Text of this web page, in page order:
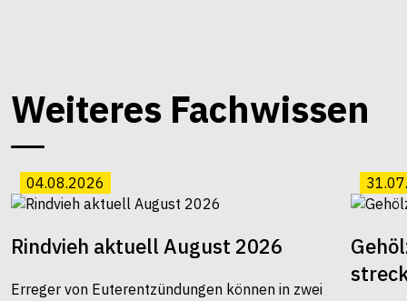
Weiteres Fachwissen
04.08.2026
Rindvieh aktuell August 2026
Erreger von Euterentzündungen können in zwei